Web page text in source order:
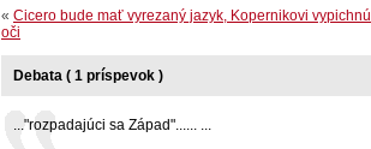
« Cicero bude mať vyrezaný jazyk, Kopernikovi vypichnú
oči
Debata ( 1 príspevok )
..."rozpadajúci sa Západ"...... ...